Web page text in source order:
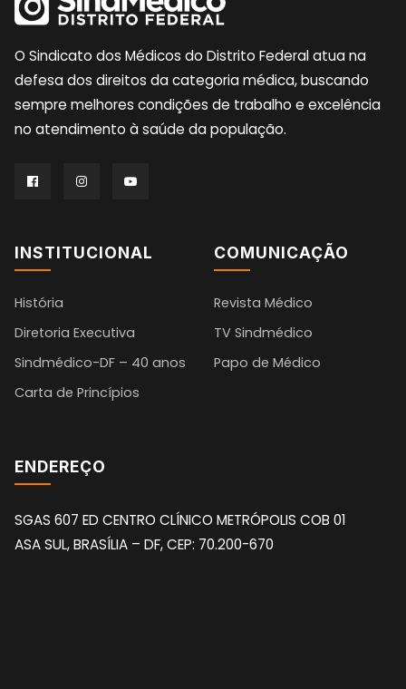
O Sindicato dos Médicos do Distrito Federal atua na
defesa dos direitos da categoria médica, buscando
sempre melhores condições de trabalho e excelência
no atendimento à saúde da população.
INSTITUCIONAL
História
Diretoria Executiva
Sindmédico-DF – 40 anos
Carta de Princípios
COMUNICAÇÃO
Revista Médico
TV Sindmédico
Papo de Médico
ENDEREÇO
SGAS 607 ED CENTRO CLÍNICO METRÓPOLIS COB 01
ASA SUL, BRASÍLIA – DF, CEP: 70.200-670